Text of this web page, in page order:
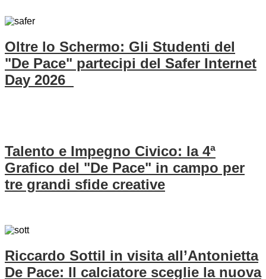
Oltre lo Schermo: Gli Studenti del
"De Pace" partecipi del Safer Internet
Day 2026
Talento e Impegno Civico: la 4ª
Grafico del "De Pace" in campo per
tre grandi sfide creative
Riccardo Sottil in visita all’Antonietta
De Pace: Il calciatore sceglie la nuova